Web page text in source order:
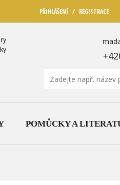
PŘIHLÁŠENÍ / REGISTRACE
POMŮCKY A